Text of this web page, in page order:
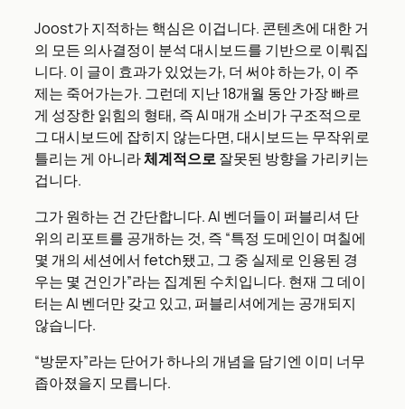
Joost가 지적하는 핵심은 이겁니다. 콘텐츠에 대한 거
의 모든 의사결정이 분석 대시보드를 기반으로 이뤄집
니다. 이 글이 효과가 있었는가, 더 써야 하는가, 이 주
제는 죽어가는가. 그런데 지난 18개월 동안 가장 빠르
게 성장한 읽힘의 형태, 즉 AI 매개 소비가 구조적으로
그 대시보드에 잡히지 않는다면, 대시보드는 무작위로
틀리는 게 아니라체계적으로잘못된 방향을 가리키는
겁니다.
그가 원하는 건 간단합니다. AI 벤더들이 퍼블리셔 단
위의 리포트를 공개하는 것, 즉 “특정 도메인이 며칠에
몇 개의 세션에서 fetch됐고, 그 중 실제로 인용된 경
우는 몇 건인가”라는 집계된 수치입니다. 현재 그 데이
터는 AI 벤더만 갖고 있고, 퍼블리셔에게는 공개되지
않습니다.
“방문자”라는 단어가 하나의 개념을 담기엔 이미 너무
좁아졌을지 모릅니다.